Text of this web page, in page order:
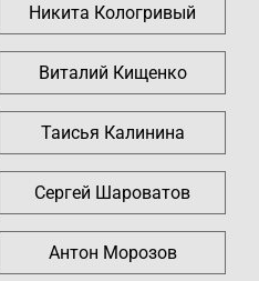
Никита Кологривый
Виталий Кищенко
Таисья Калинина
Сергей Шароватов
Антон Морозов